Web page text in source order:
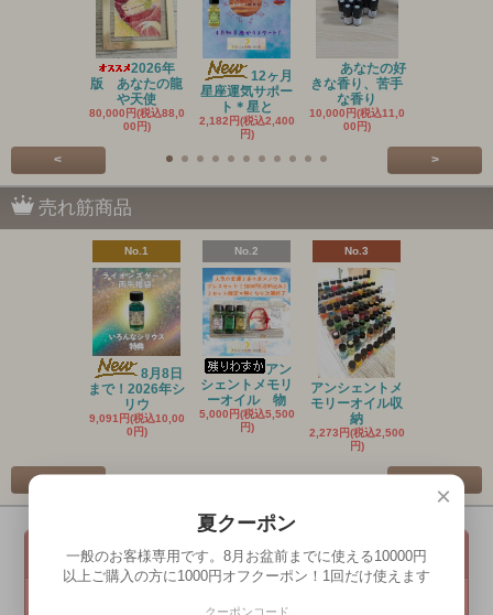
2026年
版 あなたの龍
や天使
80,000円(税込88,0
00円)
12ヶ月
星座運気サポー
ト＊星と
2,182円(税込2,400
円)
あなたの好
きな香り、苦手
な香り
10,000円(税込11,0
00円)
< >
売れ筋商品
No.1
8月8日
まで！2026年シ
リウ
9,091円(税込10,00
0円)
No.2
アン
シェントメモリ
ーオイル 物
5,000円(税込5,500
円)
No.3
アンシェントメ
モリーオイル収
納
2,273円(税込2,500
円)
< >
会員メニュー
メールマガジン登録・解除
×
夏クーポン
一般のお客様専用です。8月お盆前までに使える10000円
以上ご購入の方に1000円オフクーポン！1回だけ使えます
クーポンコード